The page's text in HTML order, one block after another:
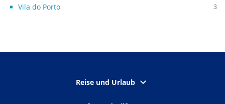
Vila do Porto 3
Reise und Urlaub